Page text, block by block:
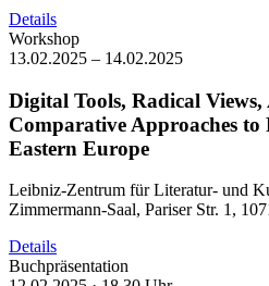
Details
Workshop
13.02.2025 – 14.02.2025
Digital Tools, Radical Views,
Comparative Approaches
Eastern Europe
Leibniz-Zentrum für Literatur- und
Zimmermann-Saal, Pariser Str. 1,
Details
Buchpräsentation